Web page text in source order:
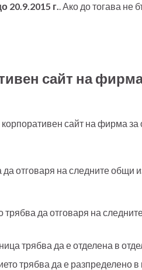
20.9.2015 г.. Ако до тогава не
сайт на
сайт на фирма за
отговаря на следните общи
да отговаря на
трябва да е отделена в
трябва да е разпределено